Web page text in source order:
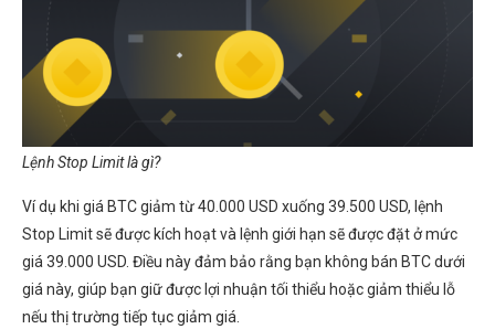
Lệnh Stop Limit là gì?
Ví dụ khi giá BTC giảm từ 40.000 USD xuống 39.500 USD, lệnh
Stop Limit sẽ được kích hoạt và lệnh giới hạn sẽ được đặt ở mức
giá 39.000 USD. Điều này đảm bảo rằng bạn không bán BTC dưới
giá này, giúp bạn giữ được lợi nhuận tối thiểu hoặc giảm thiểu lỗ
nếu thị trường tiếp tục giảm giá.